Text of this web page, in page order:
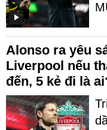
Alonso ra yêu
Liverpool nếu
đến, 5 kẻ đi là